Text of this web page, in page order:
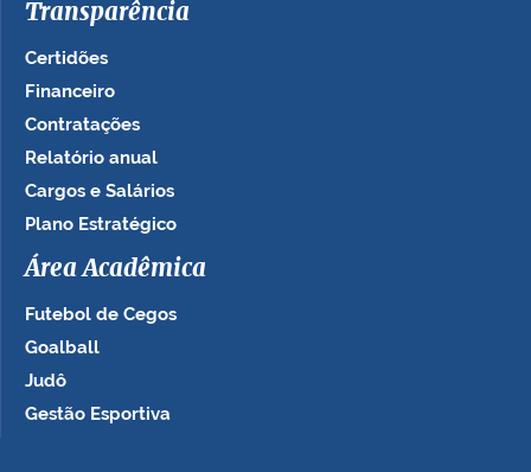
Transparência
Certidões
Financeiro
Contratações
Relatório anual
Cargos e Salários
Plano Estratégico
Área Acadêmica
Futebol de Cegos
Goalball
Judô
Gestão Esportiva